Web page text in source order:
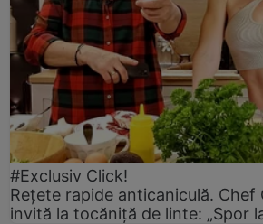
#Exclusiv Click!
Rețete rapide anticaniculă. Chef
invită la tocăniță de linte: „Spor